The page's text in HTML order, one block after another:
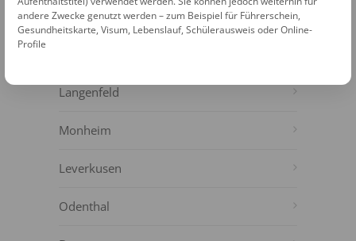
WEITERE FOTOAUTOMATEN IN DER
NÄHE
Langenfeld
Monheim
Leverkusen
Odenthal
andere Zwecke genutzt werden – zum Beispiel für Führerschein,
Gesundheitskarte, Visum, Lebenslauf, Schülerausweis oder Online-
Profile